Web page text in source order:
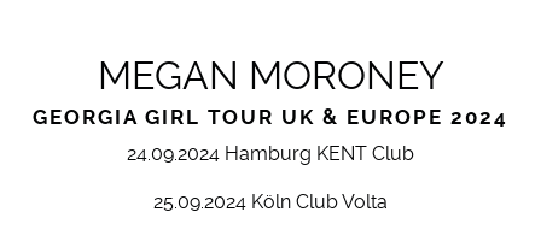
MEGAN MORONEY
GEORGIA GIRL TOUR UK & EUROPE 2024
24.09.2024 Hamburg KENT Club
25.09.2024 Köln Club Volta